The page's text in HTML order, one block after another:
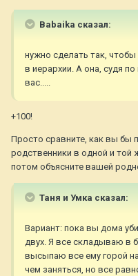
Babaika сказал:
нужно сделать так,
в иерархии. А она, судя
вас.....
+100!
Просто сравните, как вы бы
родственники в одной и той
потом объясните вашей
Таня и Умка сказал:
Вариант: пока вы дома
двух. Я все складываю в
высыпаю все ему горой
чем заняться, но все